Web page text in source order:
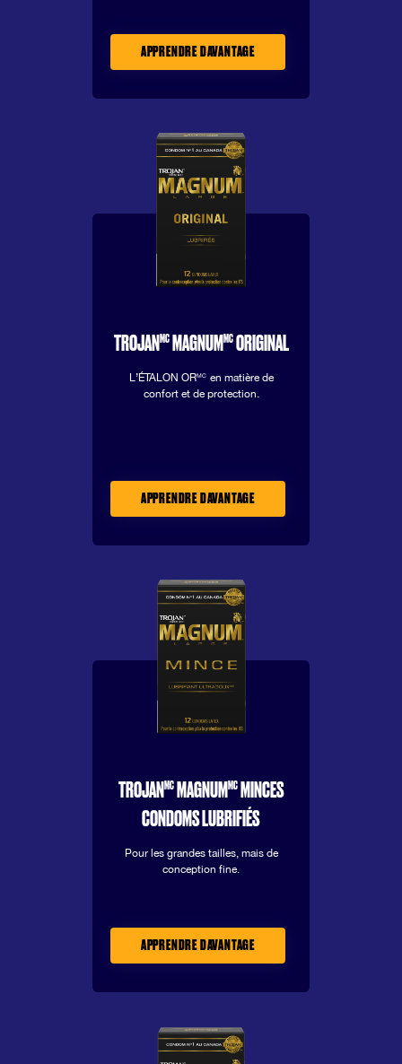
APPRENDRE DAVANTAGE
TROJAN MC MAGNUM MC ORIGINAL
L’ÉTALON ORMC en matière de
confort et de protection.
APPRENDRE DAVANTAGE
TROJAN MC MAGNUM MC MINCES
CONDOMS LUBRIFIÉS
Pour les grandes tailles, mais de
conception fine.
APPRENDRE DAVANTAGE